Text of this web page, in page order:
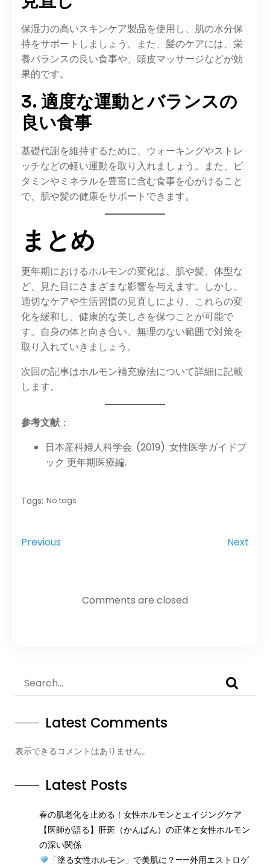
保湿力の高いスキンケア製品を使用し、肌の水分保
持をサポートしましょう。​また、髪のケアには、栄
養バランスの良い食事や、頭皮マッサージなどが効
果的です。​
3. 適度な運動とバランスの
良い食事
基礎代謝を維持するために、ウォーキングやストレ
ッチなどの軽い運動を取り入れましょう。​また、ビ
タミンやミネラルを豊富に含む食事を心がけること
で、肌や髪の健康をサポートできます。​
まとめ
更年期におけるホルモンの変化は、肌や髪、体型な
ど、見た目にさまざまな影響を与えます。​しかし、
適切なケアや生活習慣の見直しにより、これらの変
化を緩和し、健康的な美しさを保つことが可能で
す。​自身の体と向き合い、無理のない範囲で対策を
取り入れていきましょう。​
次回の記事はホルモン補充療法について詳細に記載
します。
参考文献 ：​
日本産科婦人科学会. (2019). 女性医学ガイドブ
ック 更年期医療編.
Tags: No tags
Previous Next
Comments are closed
Latest Comments
表示できるコメントはありません。
Latest Posts
春の肌老化を止める！女性ホルモンとエイジングケア
【医師が語る】肝斑（かんぱん）の正体と女性ホルモン
の深い関係
「塗る女性ホルモン」で美肌に？——外用エストロゲ